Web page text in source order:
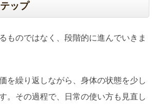
ップ
ものではなく、段階的に進んでいきま
繰り返しながら、身体の状態を少し
。その過程で、日常の使い方も見直し